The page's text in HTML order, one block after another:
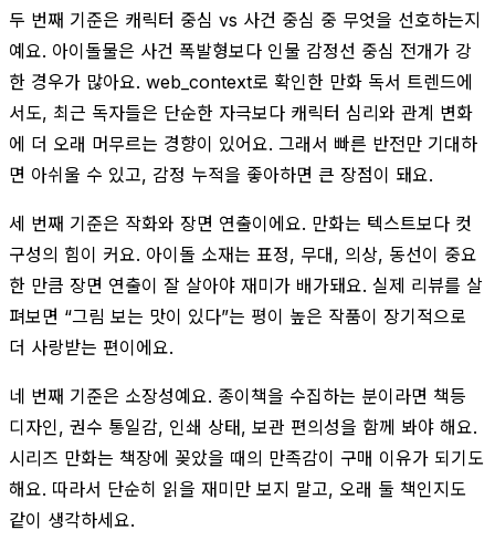
두 번째 기준은 캐릭터 중심 vs 사건 중심 중 무엇을 선호하는지
예요. 아이돌물은 사건 폭발형보다 인물 감정선 중심 전개가 강
한 경우가 많아요. web_context로 확인한 만화 독서 트렌드에
서도, 최근 독자들은 단순한 자극보다 캐릭터 심리와 관계 변화
에 더 오래 머무르는 경향이 있어요. 그래서 빠른 반전만 기대하
면 아쉬울 수 있고, 감정 누적을 좋아하면 큰 장점이 돼요.
세 번째 기준은 작화와 장면 연출이에요. 만화는 텍스트보다 컷
구성의 힘이 커요. 아이돌 소재는 표정, 무대, 의상, 동선이 중요
한 만큼 장면 연출이 잘 살아야 재미가 배가돼요. 실제 리뷰를 살
펴보면 “그림 보는 맛이 있다”는 평이 높은 작품이 장기적으로
더 사랑받는 편이에요.
네 번째 기준은 소장성예요. 종이책을 수집하는 분이라면 책등
디자인, 권수 통일감, 인쇄 상태, 보관 편의성을 함께 봐야 해요.
시리즈 만화는 책장에 꽂았을 때의 만족감이 구매 이유가 되기도
해요. 따라서 단순히 읽을 재미만 보지 말고, 오래 둘 책인지도
같이 생각하세요.